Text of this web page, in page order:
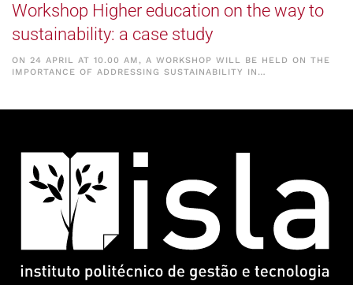
Workshop Higher education on the way to
sustainability: a case study
ON 24 APRIL AT 10.00 AM, A WORKSHOP WILL BE HELD ON THE
IMPORTANCE OF ADDRESSING SUSTAINABILITY IN…